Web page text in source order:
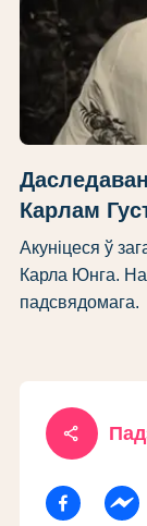
Карлам
Акуніцеся ў
Карла Юнга.
падсвядомага.
share